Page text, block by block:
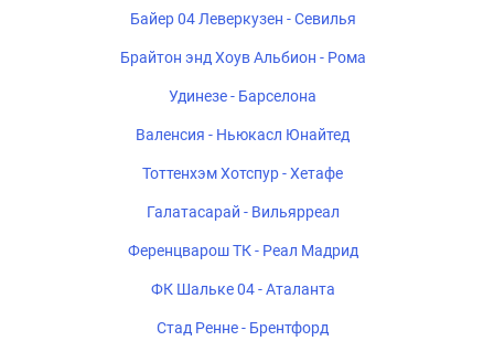
Байер 04 Леверкузен - Севилья
Брайтон энд Хоув Альбион - Рома
Удинезе - Барселона
Валенсия - Ньюкасл Юнайтед
Тоттенхэм Хотспур - Хетафе
Галатасарай - Вильярреал
Ференцварош ТК - Реал Мадрид
ФК Шальке 04 - Аталанта
Стад Ренне - Брентфорд